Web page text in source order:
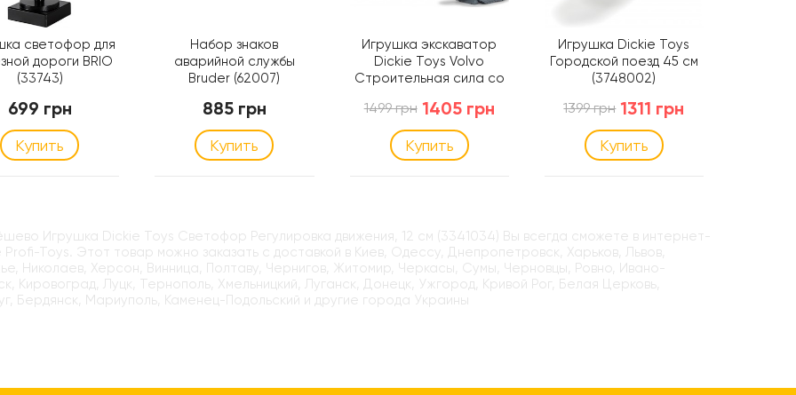
светофор для
дороги BRIO
(33743)
699 грн
Купить
Набор знаков
аварийной службы
Bruder (62007)
885 грн
Купить
Игрушка экскаватор
Dickie Toys Volvo
Строительная сила со
(3725012)
1499 грн 1405 грн
Купить
Игрушка Dickie Toys
Городской поезд 45 см
(3748002)
1399 грн 1311 грн
Купить
Игрушка Dickie Toys Светофор Регулировка движения, 12 см (3341034) Вы всегда сможете в интернет-
Profi-Toys. Этот товар можно заказать с доставкой в Киев, Одессу, Днепропетровск, Харьков, Львов,
Николаев, Херсон, Винница, Полтаву, Чернигов, Житомир, Черкасы, Сумы, Черновцы, Ровно, Ивано-
Кировоград, Луцк, Тернополь, Хмельницкий, Луганск, Донецк, Ужгород, Кривой Рог, Белая Церковь,
Бердянск, Мариуполь, Каменец-Подольский и другие города Украины